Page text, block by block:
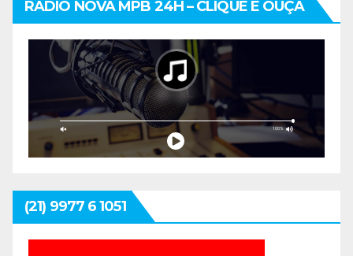
RÁDIO NOVA MPB 24H – CLIQUE E OUÇA
(21) 9977 6 1051